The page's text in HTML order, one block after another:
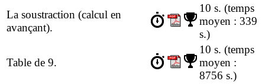
La soustraction (calcul en
avançant).
10 s. (temps
moyen : 339
s.)
Table de 9.
10 s. (temps
moyen :
8756 s.)